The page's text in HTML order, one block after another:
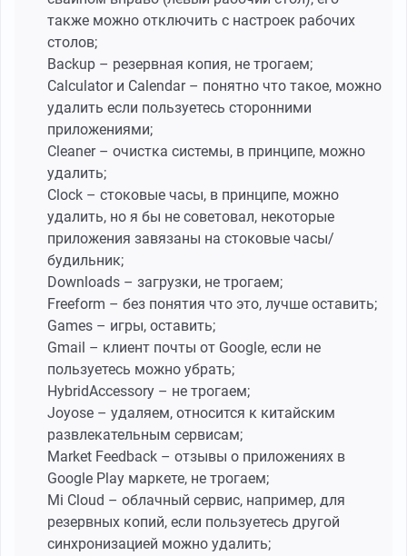
также можно отключить с настроек рабочих
столов;
Backup – резервная копия, не трогаем;
Calculator и Calendar – понятно что такое, можно
удалить если пользуетесь сторонними
приложениями;
Cleaner – очистка системы, в принципе, можно
удалить;
Clock – стоковые часы, в принципе, можно
удалить, но я бы не советовал, некоторые
приложения завязаны на стоковые часы/
будильник;
Downloads – загрузки, не трогаем;
Freeform – без понятия что это, лучше оставить;
Games – игры, оставить;
Gmail – клиент почты от Google, если не
пользуетесь можно убрать;
HybridAccessory – не трогаем;
Joyose – удаляем, относится к китайским
развлекательным сервисам;
Market Feedback – отзывы о приложениях в
Google Play маркете, не трогаем;
Mi Cloud – облачный сервис, например, для
резервных копий, если пользуетесь другой
синхронизацией можно удалить;